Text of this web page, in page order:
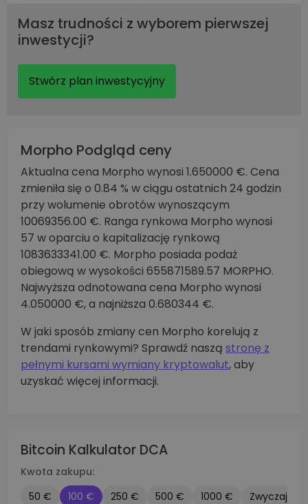
Masz trudności z wyborem pierwszej
inwestycji?
Stwórz plan inwestycyjny
Morpho Podgląd ceny
Aktualna cena Morpho wynosi 1.650000 €. Cena
zmieniła się o 0.84 % w ciągu ostatnich 24 godzin
przy wolumenie obrotów wynoszącym
10069356.00 €. Ranga rynkowa Morpho wynosi
57 w oparciu o kapitalizację rynkową
1083633341.00 €. Morpho posiada podaż
obiegową w wysokości 655871589.57 MORPHO.
Najwyższa odnotowana cena Morpho wynosi
4.050000 €, a najniższa 0.680344 €.
W jaki sposób zmiany cen Morpho korelują z
trendami rynkowymi? Sprawdź naszą stronę z
pełnymi kursami wymiany kryptowalut, aby
uzyskać więcej informacji.
Bitcoin Kalkulator DCA
Kwota zakupu:
50 €
100 € 250 € 500 € 1000 €
Zwyczaj